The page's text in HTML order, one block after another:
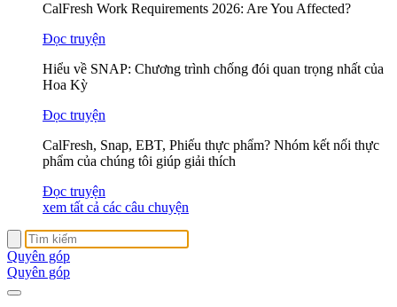
CalFresh Work Requirements 2026: Are You Affected?
Đọc truyện
Hiểu về SNAP: Chương trình chống đói quan trọng nhất của
Hoa Kỳ
Đọc truyện
CalFresh, Snap, EBT, Phiếu thực phẩm? Nhóm kết nối thực
phẩm của chúng tôi giúp giải thích
Đọc truyện
xem tất cả các câu chuyện
Quyên góp
Quyên góp